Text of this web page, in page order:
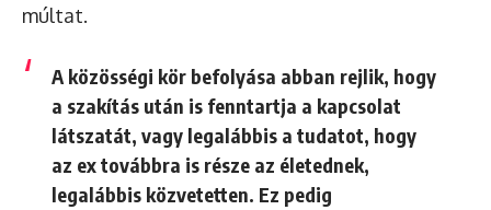
múltat.
A közösségi kör befolyása abban rejlik, hogy
a szakítás után is fenntartja a kapcsolat
látszatát, vagy legalábbis a tudatot, hogy
az ex továbbra is része az életednek,
legalábbis közvetetten. Ez pedig